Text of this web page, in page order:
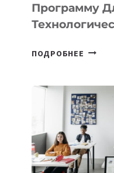
Программу
ПОДРОБНЕЕ ОТКРЫТ
DEAL
BY
MOST
—